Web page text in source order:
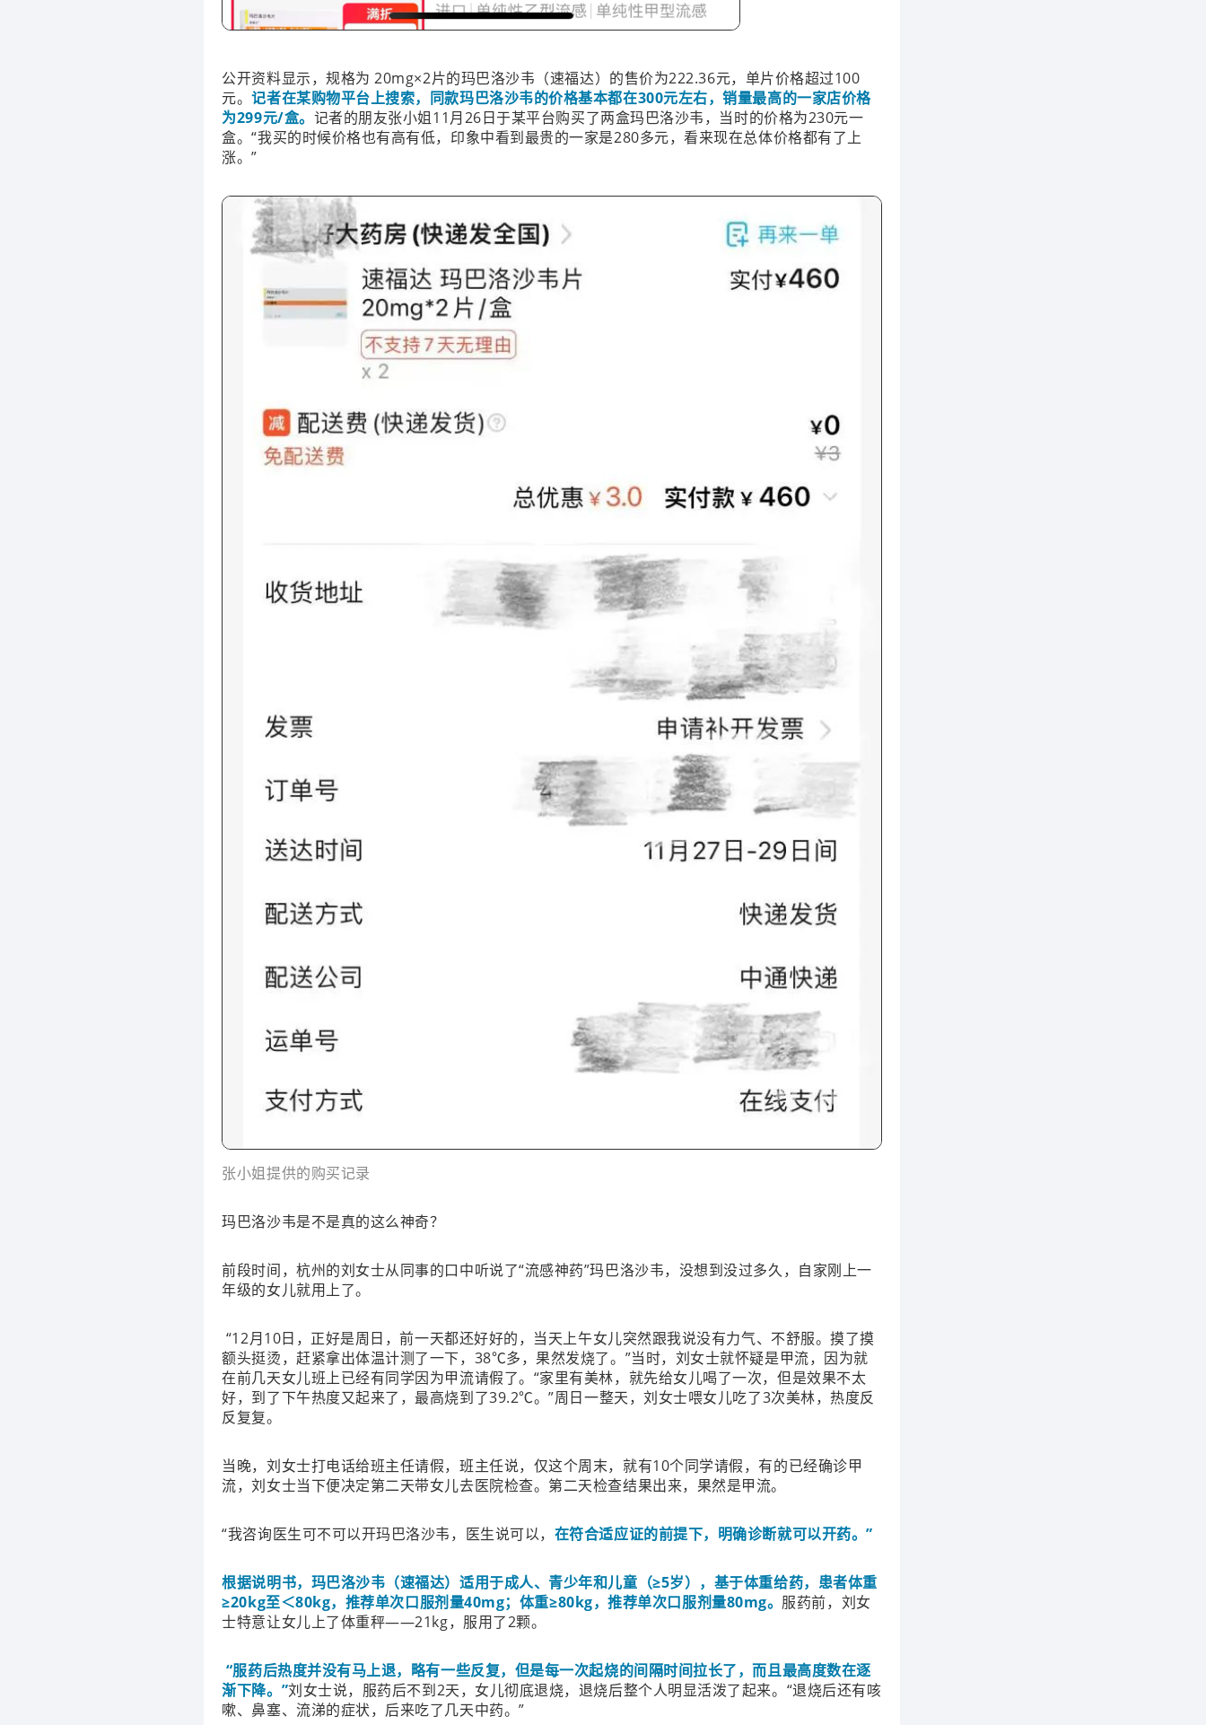
公开资料显示，规格为 20mg×2片的玛巴洛沙韦（速福达）的售价为222.36元，单片价格超过100
元。记者在某购物平台上搜索，同款玛巴洛沙韦的价格基本都在300元左右，销量最高的一家店价格
为299元/盒。 记者的朋友张小姐11月26日于某平台购买了两盒玛巴洛沙韦，当时的价格为230元一
盒。“我买的时候价格也有高有低，印象中看到最贵的一家是280多元，看来现在总体价格都有了上
涨。”
张小姐提供的购买记录
玛巴洛沙韦是不是真的这么神奇？
前段时间，杭州的刘女士从同事的口中听说了“流感神药”玛巴洛沙韦，没想到没过多久，自家刚上一
年级的女儿就用上了。
“12月10日，正好是周日，前一天都还好好的，当天上午女儿突然跟我说没有力气、不舒服。摸了摸
额头挺烫，赶紧拿出体温计测了一下，38℃多，果然发烧了。”当时，刘女士就怀疑是甲流，因为就
在前几天女儿班上已经有同学因为甲流请假了。“家里有美林，就先给女儿喝了一次，但是效果不太
好，到了下午热度又起来了，最高烧到了39.2℃。”周日一整天，刘女士喂女儿吃了3次美林，热度反
反复复。
当晚，刘女士打电话给班主任请假，班主任说，仅这个周末，就有10个同学请假，有的已经确诊甲
流，刘女士当下便决定第二天带女儿去医院检查。第二天检查结果出来，果然是甲流。
“我咨询医生可不可以开玛巴洛沙韦，医生说可以， 在符合适应证的前提下，明确诊断就可以开药。”
根据说明书，玛巴洛沙韦（速福达）适用于成人、青少年和儿童（≥5岁），基于体重给药，患者体重
≥20kg至＜80kg，推荐单次口服剂量40mg；体重≥80kg，推荐单次口服剂量80mg。 服药前，刘女
士特意让女儿上了体重秤——21kg，服用了2颗。
“服药后热度并没有马上退，略有一些反复，但是每一次起烧的间隔时间拉长了，而且最高度数在逐
渐下降。”刘女士说，服药后不到2天，女儿彻底退烧，退烧后整个人明显活泼了起来。“退烧后还有咳
嗽、鼻塞、流涕的症状，后来吃了几天中药。”